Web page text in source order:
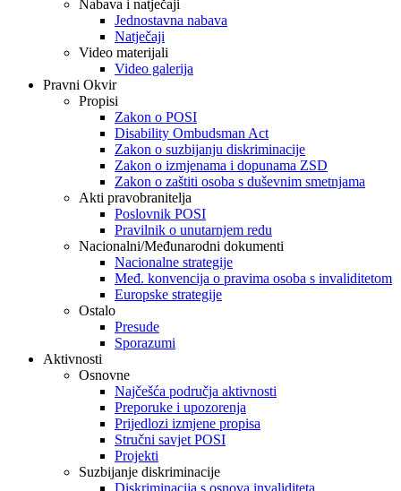
Nabava i natječaji
Jednostavna nabava
Natječaji
Video materijali
Video galerija
Pravni Okvir
Propisi
Zakon o POSI
Disability Ombudsman Act
Zakon o suzbijanju diskriminacije
Zakon o izmjenama i dopunama ZSD
Zakon o zaštiti osoba s duševnim smetnjama
Akti pravobranitelja
Poslovnik POSI
Pravilnik o unutarnjem redu
Nacionalni/Međunarodni dokumenti
Nacionalne strategije
Međ. konvencija o pravima osoba s invaliditetom
Europske strategije
Ostalo
Presude
Sporazumi
Aktivnosti
Osnovne
Najčešća područja aktivnosti
Preporuke i upozorenja
Prijedlozi izmjene propisa
Stručni savjet POSI
Projekti
Suzbijanje diskriminacije